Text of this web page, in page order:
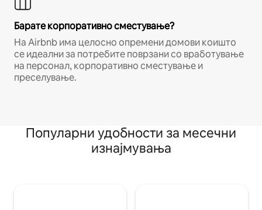
Барате корпоративно сместување?
На Airbnb има целосно опремени домови коишто
се идеални за потребите поврзани со вработување
на персонал, корпоративно сместување и
преселување.
Популарни удобности за месечни
изнајмувања